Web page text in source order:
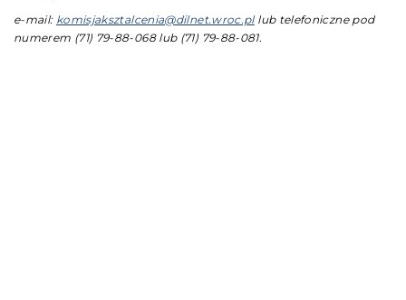
e-mail: komisjaksztalcenia@dilnet.wroc.pllub telefoniczne pod
numerem (71) 79-88-068 lub (71) 79-88-081.